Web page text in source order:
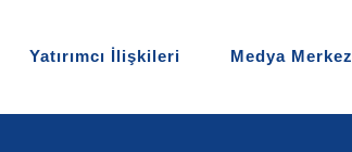
Yatırımcı İlişkileri Medya